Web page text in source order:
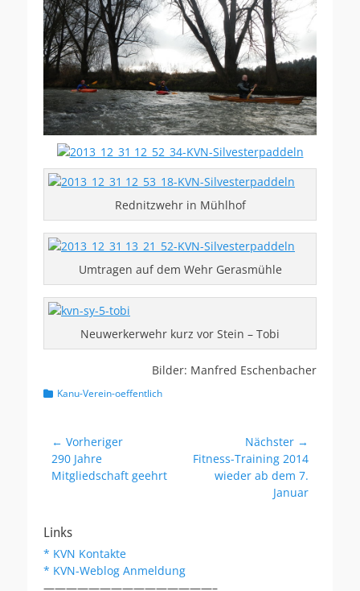
Rednitzwehr in Mühlhof
Umtragen auf dem Wehr Gerasmühle
Neuwerkerwehr kurz vor Stein – Tobi
Bilder: Manfred Eschenbacher
Kategorien
Kanu-Verein-oeffentlich
Beitragsnavigation
← Vorheriger
Vorheriger
Beitrag:
290 Jahre
Mitgliedschaft geehrt
Nächster →
Nächster
Beitrag:
Fitness-Training 2014
wieder ab dem 7.
Januar
Links
* KVN Kontakte
* KVN-Weblog Anmeldung
———————————————–